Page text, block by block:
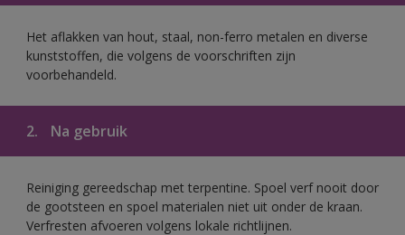
Het aflakken van hout, staal, non-ferro metalen en diverse
kunststoffen, die volgens de voorschriften zijn
voorbehandeld.
2. Na gebruik
Reiniging gereedschap met terpentine. Spoel verf nooit door
de gootsteen en spoel materialen niet uit onder de kraan.
Verfresten afvoeren volgens lokale richtlijnen.